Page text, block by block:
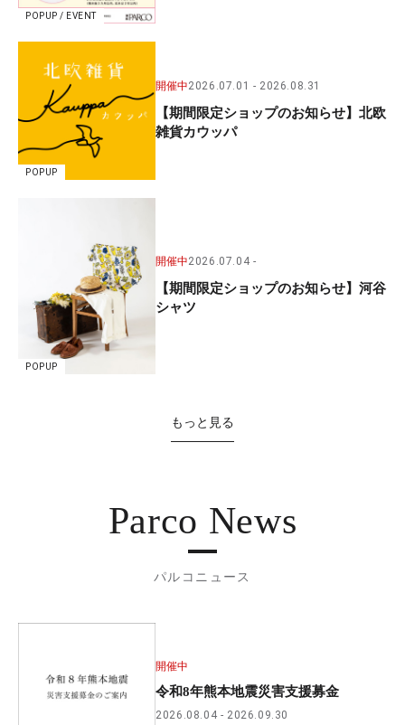
POPUP / EVENT
POPUP
開催中2026.07.01 2026.08.31
【期間限定ショップのお知らせ】北欧
雑貨カウッパ
POPUP
開催中2026.07.04
【期間限定ショップのお知らせ】河谷
シャツ
もっと見る
Parco News
パルコニュース
開催中
令和8年熊本地震災害支援募金
2026.08.04 2026.09.30